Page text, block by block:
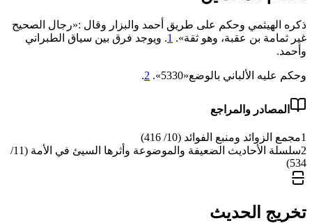
ذكره الهيثمي وحكم على طريق أحمد والبزار وقال :«رجال الصحيح
غير ثمامة بن عقبة، وهو ثقة». 1. ويوجد فرق بين سياق الطبراني
وأحمد.
وحكم عليه الألباني بالوضع«‌‌5330». 2
.
المصادر والمراجع
1مجمع الزوائد ومنبع الفوائد (10/ 416)
2
سلسلة الأحاديث الضعيفة والموضوعة وأثرها السيئ في الأمة (11/
534)
تخريج الحديث